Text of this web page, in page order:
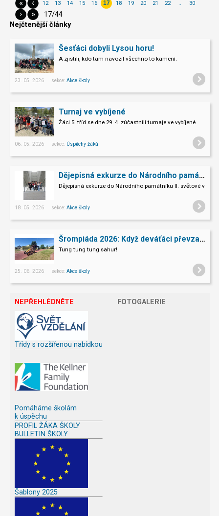
« ‹ 12 13 14 15 16 17 18 19 20 21 22 .. 30
› »
17/44
Nejčtenější články
Šesťáci dobyli Lysou horu!
A zjistili, kdo tam navozil všechno to kamení.
23. 05. 2026 sekce: Akce školy
Turnaj ve vybíjené
Žáci 5. tříd se dne 29. 4. zúčastnili turnaje ve vybíjené.
06. 05. 2026 sekce: Úspěchy žáků
Dějepisná exkurze do Národního památníku II. sv. války v Hrabyni
Dějepisná exkurze do Národního památníku II. světové války
18. 05. 2026 sekce: Akce školy
Šrompiáda 2026: Když deváťáci převzali velení
Tung tung tung sahur!
25. 06. 2026 sekce: Akce školy
NEPŘEHLÉDNĚTE
Třídy s rozšířenou nabídkou
Pomáháme školám
k úspěchu
PROFIL ŽÁKA ŠKOLY
BULLETIN ŠKOLY
Šablony 2025
FOTOGALERIE